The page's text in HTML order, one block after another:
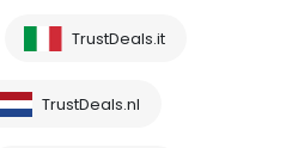
TrustDeals.it
TrustDeals.nl